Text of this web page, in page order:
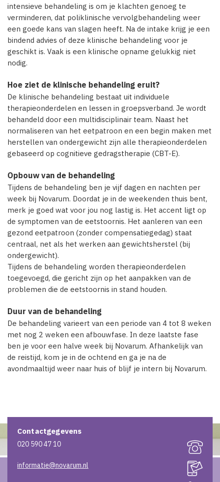
intensieve behandeling is om je klachten genoeg te
verminderen, dat poliklinische vervolgbehandeling weer
een goede kans van slagen heeft. Na de intake krijg je een
bindend advies of deze klinische behandeling voor je
geschikt is. Vaak is een klinische opname gelukkig niet
nodig.
Hoe ziet de klinische behandeling eruit?
De klinische behandeling bestaat uit individuele
therapieonderdelen en lessen in groepsverband. Je wordt
behandeld door een multidisciplinair team. Naast het
normaliseren van het eetpatroon en een begin maken met
herstellen van ondergewicht zijn alle therapieonderdelen
gebaseerd op cognitieve gedragstherapie (CBT-E).
Opbouw van de behandeling
Tijdens de behandeling ben je vijf dagen en nachten per
week bij Novarum. Doordat je in de weekenden thuis bent,
merk je goed wat voor jou nog lastig is. Het accent ligt op
de symptomen van de eetstoornis. Het aanleren van een
gezond eetpatroon (zonder compensatiegedag) staat
centraal, net als het werken aan gewichtsherstel (bij
ondergewicht).
Tijdens de behandeling worden therapieonderdelen
toegevoegd, die gericht zijn op het aanpakken van de
problemen die de eetstoornis in stand houden.
Duur van de behandeling
De behandeling varieert van een periode van 4 tot 8 weken
met nog 2 weken een afbouwfase. In deze laatste fase
ben je voor een halve week bij Novarum. Afhankelijk van
de reistijd, kom je in de ochtend en ga je na de
avondmaaltijd weer naar huis of blijf je intern bij Novarum.
Contactgegevens
020 590 47 10
informatie@novarum.nl